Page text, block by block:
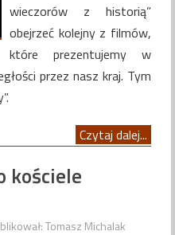
wieczorów z historią”
obejrzeć kolejny z filmów,
które prezentujemy w
przez nasz kraj. Tym
Czytaj dalej...
kościele
Tomasz Michalak